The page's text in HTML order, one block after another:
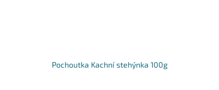
Pochoutka Kachní stehýnka 100g